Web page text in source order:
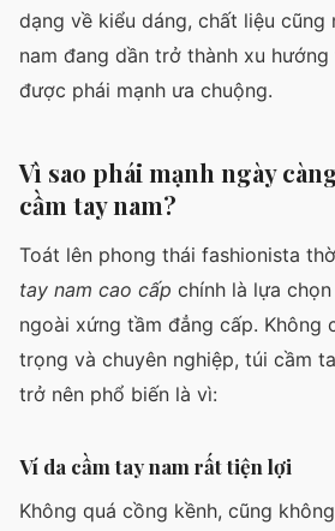
dạng về kiểu dáng, chất liệu cũng
nam đang dần trở thành xu
được phái mạnh ưa chuộng.
Vì sao phái mạnh ngày
cầm tay nam?
Toát lên phong thái fashionista
tay nam cao cấp chính là lựa
ngoài xứng tầm đẳng cấp. Không
trọng và chuyên nghiệp, túi cầm
trở nên phổ biến là vì:
Ví da cầm tay nam rất tiện lợi
Không quá cồng kềnh, cũng